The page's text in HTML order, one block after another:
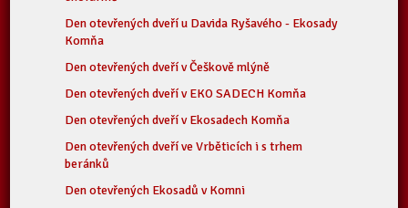
Den otevřených dveří u Davida Ryšavého - Ekosady
Komňa
Den otevřených dveří v Češkově mlýně
Den otevřených dveří v EKO SADECH Komňa
Den otevřených dveří v Ekosadech Komňa
Den otevřených dveří ve Vrběticích i s trhem
beránků
Den otevřených Ekosadů v Komni